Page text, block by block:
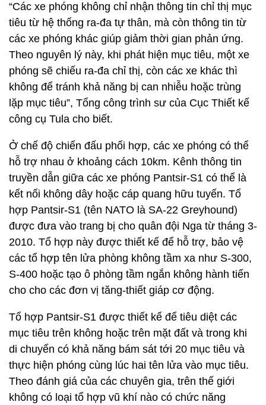
“Các xe phóng không chỉ nhận thông tin chỉ thị mục
tiêu từ hệ thống ra-đa tự thân, mà còn thông tin từ
các xe phóng khác giúp giảm thời gian phản ứng.
Theo nguyên lý này, khi phát hiện mục tiêu, một xe
phóng sẽ chiếu ra-đa chỉ thị, còn các xe khác thì
không để tránh khả năng bị can nhiễu hoặc trùng
lặp mục tiêu”, Tổng công trình sư của Cục Thiết kế
công cụ Tula cho biết.
Ở chế độ chiến đấu phối hợp, các xe phóng có thể
hỗ trợ nhau ở khoảng cách 10km. Kênh thông tin
truyền dẫn giữa các xe phóng Pantsir-S1 có thể là
kết nối không dây hoặc cáp quang hữu tuyến. Tổ
hợp Pantsir-S1 (tên NATO là SA-22 Greyhound)
được đưa vào trang bị cho quân đội Nga từ tháng 3-
2010. Tổ hợp này được thiết kế để hỗ trợ, bảo vệ
các tổ hợp tên lửa phòng không tầm xa như S-300,
S-400 hoặc tạo ô phòng tầm ngắn không hành tiến
cho cho các đơn vị tăng-thiết giáp cơ động.
Tổ hợp Pantsir-S1 được thiết kế để tiêu diệt các
mục tiêu trên không hoặc trên mặt đất và trong khi
di chuyển có khả năng bám sát tới 20 mục tiêu và
thực hiện phóng cùng lúc hai tên lửa vào mục tiêu.
Theo đánh giá của các chuyên gia, trên thế giới
không có loại tổ hợp vũ khí nào có chức năng